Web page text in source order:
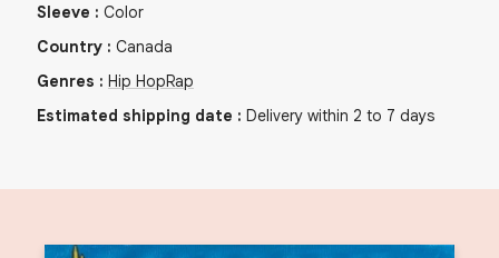
Sleeve : Color
Country : Canada
Genres : Hip HopRap
Estimated shipping date : Delivery within 2 to 7 days